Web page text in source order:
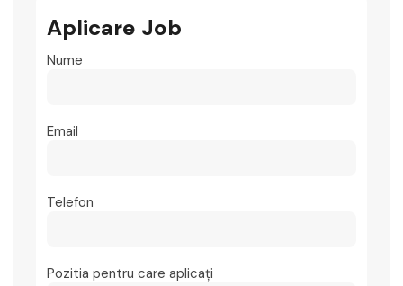
Aplicare Job
Nume
Email
Telefon
Pozitia pentru care aplicați